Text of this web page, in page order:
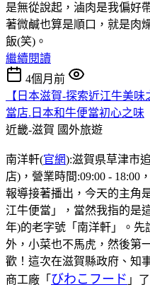
是無從說起，滷肉是我偏好
著微鹹也算是順口，就是肉
飯(笑)。
繼續閱讀
4個月前
【日本滋賀-探索近江牛美
當店.日本和牛便當初心之味
近畿-滋賀 國外旅遊
南洋軒(官網):滋賀県草津市
店)，營業時間:09:00 - 18:00
報導接著播出，今天的主角
江牛便當」，當然我指的是
年)的老字號「南洋軒」。先
外，小菜也不馬虎，然後第
歡！這次在滋賀縣政府、知
商工廠「 びわこフード 」